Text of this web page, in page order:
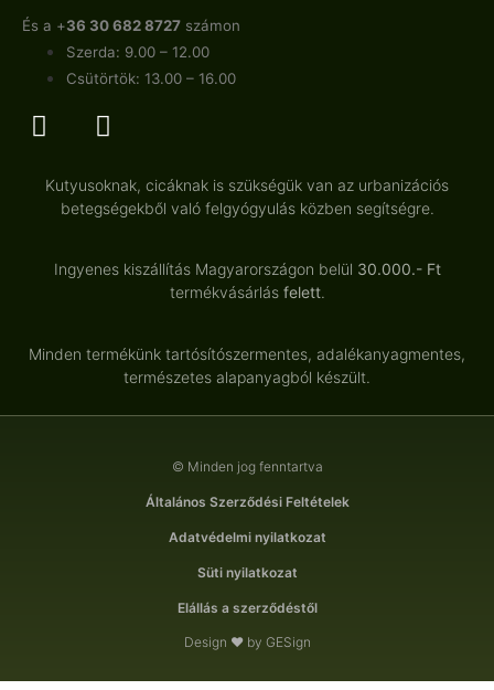
És a +36 30 682 8727 számon
Szerda: 9.00 – 12.00
Csütörtök: 13.00 – 16.00
Kutyusoknak, cicáknak is szükségük van az urbanizációs
betegségekből való felgyógyulás közben segítségre.
Ingyenes kiszállítás Magyarországon belül 30.000.- Ft
termékvásárlás felett.
Minden termékünk tartósítószermentes, adalékanyagmentes,
természetes alapanyagból készült.
© Minden jog fenntartva
Általános Szerződési Feltételek
Adatvédelmi nyilatkozat
Süti nyilatkozat
Elállás a szerződéstől
Design ❤ by GESign